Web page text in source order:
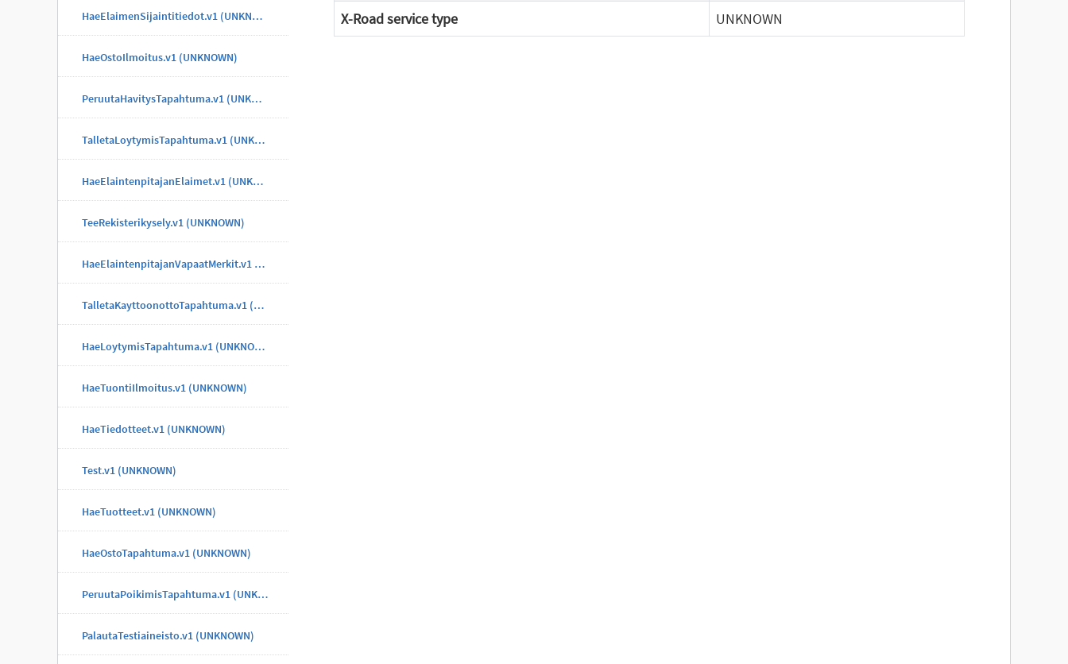
HaeElaimenSijaintitiedot.v1 (UNKNOWN)
HaeOstoIlmoitus.v1 (UNKNOWN)
PeruutaHavitysTapahtuma.v1 (UNKNOWN)
TalletaLoytymisTapahtuma.v1 (UNKNOWN)
HaeElaintenpitajanElaimet.v1 (UNKNOWN)
TeeRekisterikysely.v1 (UNKNOWN)
HaeElaintenpitajanVapaatMerkit.v1 (UNKNOWN)
TalletaKayttoonottoTapahtuma.v1 (UNKNOWN)
HaeLoytymisTapahtuma.v1 (UNKNOWN)
HaeTuontiIlmoitus.v1 (UNKNOWN)
HaeTiedotteet.v1 (UNKNOWN)
Test.v1 (UNKNOWN)
HaeTuotteet.v1 (UNKNOWN)
HaeOstoTapahtuma.v1 (UNKNOWN)
PeruutaPoikimisTapahtuma.v1 (UNKNOWN)
PalautaTestiaineisto.v1 (UNKNOWN)
X-Road service type
UNKNOWN